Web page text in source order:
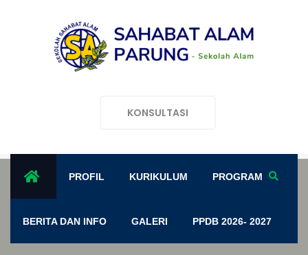
KONSULTASI
PROFIL KURIKULUM PROGRAM
BERITA DAN INFO GALERI PPDB 2026- 2027